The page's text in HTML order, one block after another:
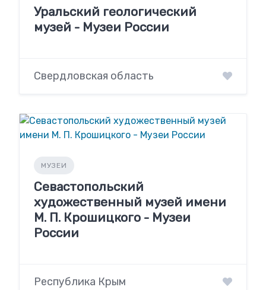
Уральский геологический
музей - Музеи России
Свердловская область
МУЗЕИ
Севастопольский
художественный музей имени
М. П. Крошицкого - Музеи
России
Республика Крым